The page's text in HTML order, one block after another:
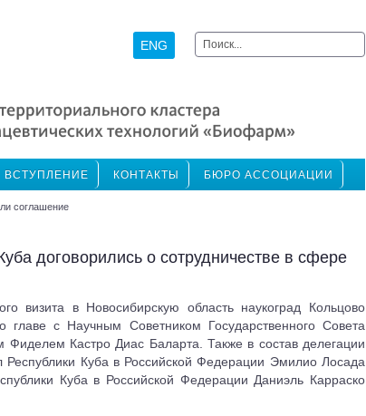
Искать...
ENG
ВСТУПЛЕНИЕ КОНТАКТЫ БЮРО АССОЦИАЦИИ
соглашение
договорились о сотрудничестве в сфере
визита в Новосибирскую область наукоград Кольцово
главе с Научным Советником Государственного Совета
Фиделем Кастро Диас Баларта. Также в состав делегации
Куба в Российской Федерации Эмилио Лосада
Куба в Российской Федерации Даниэль Карраско